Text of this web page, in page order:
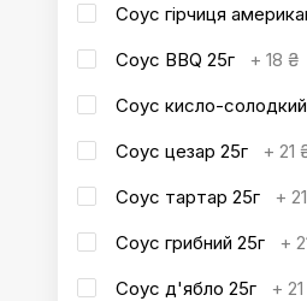
Соус гірчиця
Соус BBQ 25г
+ 18 ₴
Соус кисло-
Соус цезар 25г
+ 21
Соус тартар 25г
+
Соус грибний 25г
+
Соус д'ябло 25г
+